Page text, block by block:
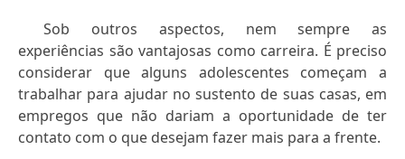
Sob outros aspectos, nem sempre as
experiências são vantajosas como carreira. É preciso
considerar que alguns adolescentes começam a
trabalhar para ajudar no sustento de suas casas, em
empregos que não dariam a oportunidade de ter
contato com o que desejam fazer mais para a frente.